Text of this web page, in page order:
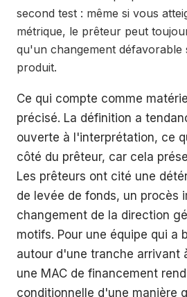
second test : même si vous
métrique, le prêteur peut
qu'un changement défavorable
produit.
Ce qui compte comme
précisé. La définition a
ouverte à l'interprétation, ce
côté du prêteur, car cela
Les prêteurs ont cité une
de levée de fonds, un procès
changement de la direction
motifs. Pour une équipe qui a
autour d'une tranche arrivant
une MAC de financement
conditionnelle d'une manière